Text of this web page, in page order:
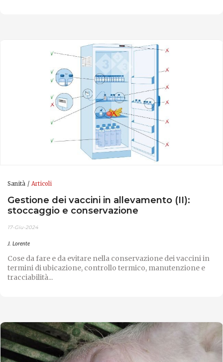
Sanità Articoli
Gestione dei vaccini in allevamento (II):
stoccaggio e conservazione
17-Giu-2024
J. Lorente
Cose da fare e da evitare nella conservazione dei vaccini in
termini di ubicazione, controllo termico, manutenzione e
tracciabilità...